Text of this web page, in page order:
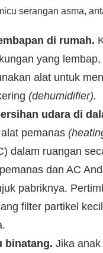
serangan asma,
di rumah.
yang
alat untuk
(dehumidifier).
udara di
pemanas
dalam ruangan
dan AC
pabriknya.
filter partikel
binatang. Jika anak